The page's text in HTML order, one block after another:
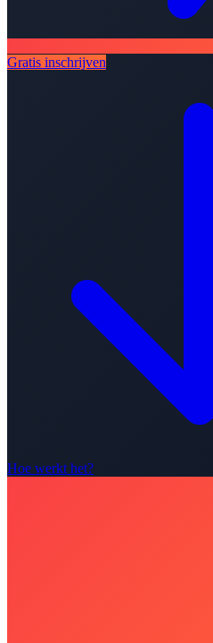
Gratis inschrijven
Hoe werkt het?